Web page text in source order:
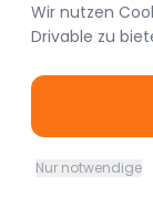
Porsche
Wir nutzen
Drivable zu
Nur notwendige